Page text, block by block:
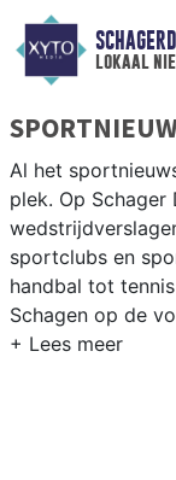
lokaal
Al het
plek. Op Schager
sportclubs en
handbal tot
Schagen op de